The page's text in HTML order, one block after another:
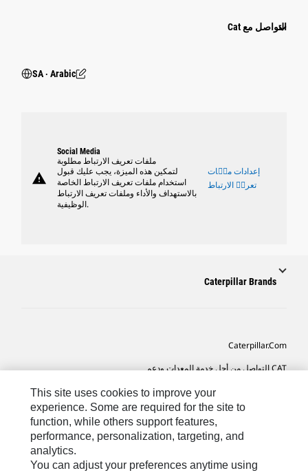
التواصل مع Cat
SA ‧ Arabic
warning
Social Media
ملفات تعريف الارتباط مطلوبة
لتمكين هذه الميزة، يجب عليك قبول
استخدام ملفات تعريف الارتباط الخاصة
بالاستهداف والأداء وملفات تعريف الارتباط
الوظيفية.
إعدادات ملٝات
تعريٝ الارتباط
Caterpillar Brands
Caterpillar.com
CAT التواصل من أجل خدمة المعدات ودعم
تفضيلات التسويق الخاصة بي
خريطة الموقع
Cookie Settings
This site uses cookies to improve your
experience. Some are required for the site to
function, while others support features,
performance, personalization, targeting, and
analytics.
You can adjust your preferences anytime using